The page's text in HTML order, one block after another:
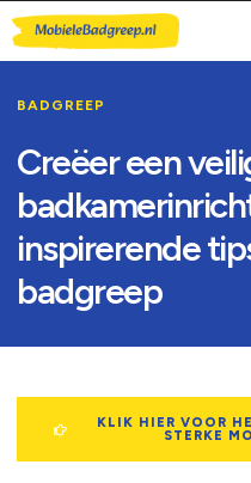
BADGREEP
Creëer een
inspirerende
badgreep
KLIK HIER VOOR
STERKE